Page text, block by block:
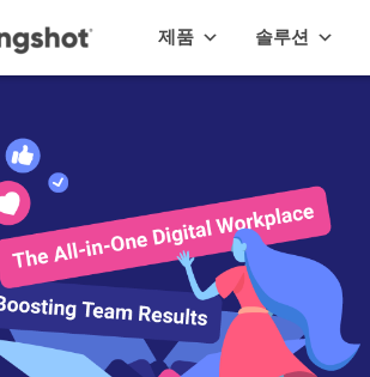
제품 솔루션